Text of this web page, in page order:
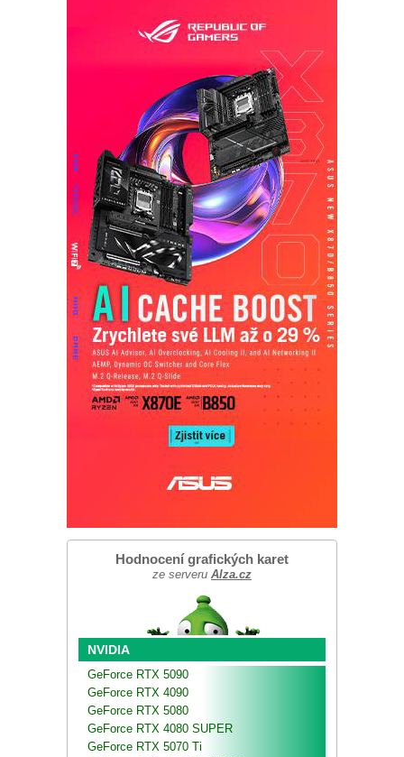
Hodnocení grafických karet
ze serveru Alza.cz
NVIDIA
GeForce RTX 5090
GeForce RTX 4090
GeForce RTX 5080
GeForce RTX 4080 SUPER
GeForce RTX 5070 Ti